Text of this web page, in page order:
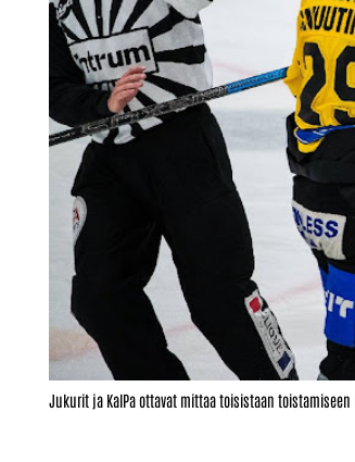
Jukurit ja KalPa ottavat mittaa toisistaan toistamiseen